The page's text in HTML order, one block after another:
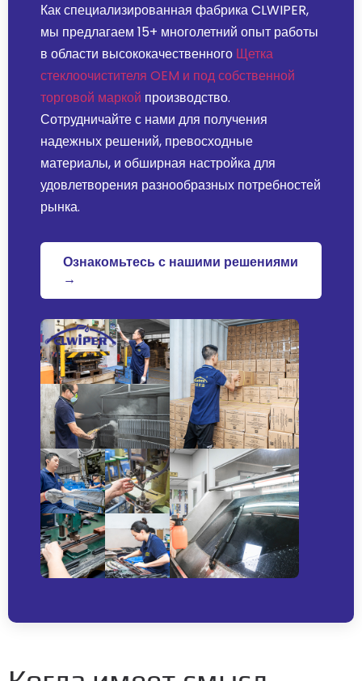
Как специализированная фабрика CLWIPER,
мы предлагаем 15+ многолетний опыт работы
в области высококачественного Щетка
стеклоочистителя OEM и под собственной
торговой маркой производство.
Сотрудничайте с нами для получения
надежных решений, превосходные
материалы, и обширная настройка для
удовлетворения разнообразных потребностей
рынка.
Ознакомьтесь с нашими решениями
→